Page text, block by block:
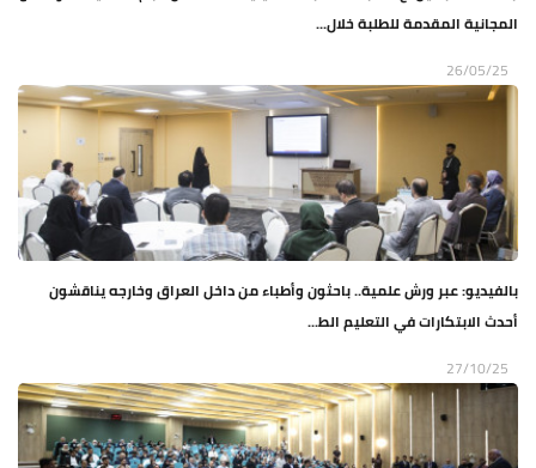
المجانية المقدمة للطلبة خلال...
26/05/25
بالفيديو: عبر ورش علمية.. باحثون وأطباء من داخل العراق وخارجه يناقشون
أحدث الابتكارات في التعليم الط...
27/10/25